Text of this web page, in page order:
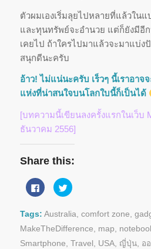
ตัวผมเองเริ่มลุยไปหลายที่แล้วในแ
และทุนทรัพย์จะอำนวย แต่ก็ยังมีอี
เคยไป ถ้าใครไปมาแล้วจะมาแบ่ง
สนุกดีนะครับ
อ้าว! ไม่แน่นะครับ เร็วๆ นี้เราอา
แห่งที่น่าสนใจบนโลกใบนี้ก็เป็นได้
[บทความนี้เขียนลงครั้งแรกในเว็บ
ธันวาคม 2556]
Share this:
Click
to
share
Facebook
in
new
window)
Click
to
Twitter
(Opens
in
new
window)
Tags: Australia, comfort zone,
MakeTheDifference, map,
Smartphone, Travel , USA, ญี่ปุ่น, อ